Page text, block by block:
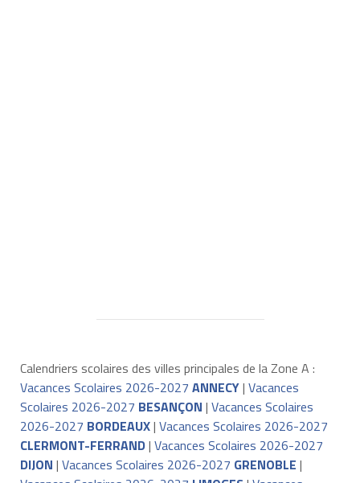
Calendriers scolaires des villes principales de la Zone A :
Vacances Scolaires 2026-2027 ANNECY| Vacances
Scolaires 2026-2027 BESANÇON | Vacances Scolaires
2026-2027 BORDEAUX| Vacances Scolaires 2026-2027
CLERMONT-FERRAND| Vacances Scolaires 2026-2027
DIJON | Vacances Scolaires 2026-2027 GRENOBLE |